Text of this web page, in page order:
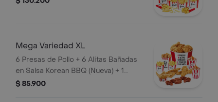
Mega Variedad XL
6 Presas de Pollo + 6 Alitas Bañadas
en Salsa Korean BBQ (Nueva) + 1
PopCorn Mediano + 4 Tenders (Tiras
$ 85.900